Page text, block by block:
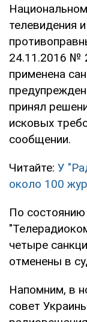
телевидения
24.11.2016 №
применена
принял
исковых
сообщении.
Читайте: У
около 100
По
четыре
отменены в
Напомним, в
совет